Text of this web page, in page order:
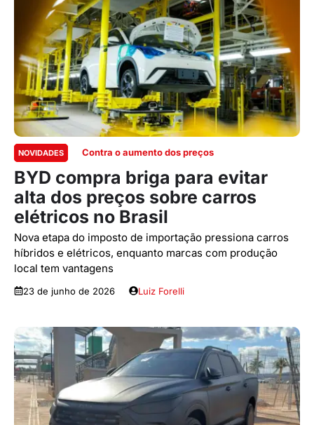
NOVIDADES Contra o aumento dos preços
BYD compra briga para evitar
alta dos preços sobre carros
elétricos no Brasil
Nova etapa do imposto de importação pressiona carros
híbridos e elétricos, enquanto marcas com produção
local tem vantagens
23 de junho de 2026 Luiz Forelli